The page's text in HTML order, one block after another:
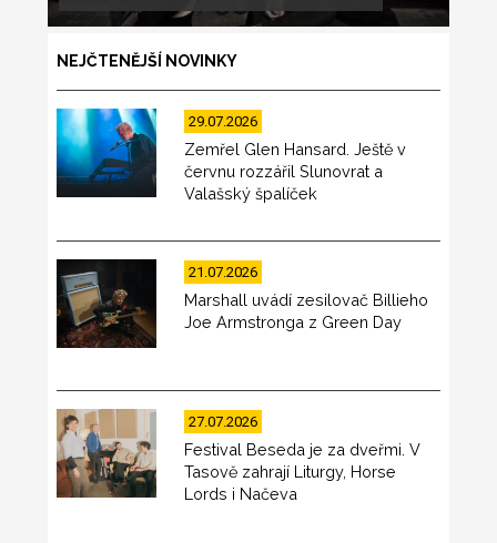
NEJČTENĚJŠÍ NOVINKY
29.07.2026
Zemřel Glen Hansard. Ještě v
červnu rozzářil Slunovrat a
Valašský špalíček
21.07.2026
Marshall uvádí zesilovač Billieho
Joe Armstronga z Green Day
27.07.2026
Festival Beseda je za dveřmi. V
Tasově zahrají Liturgy, Horse
Lords i Načeva